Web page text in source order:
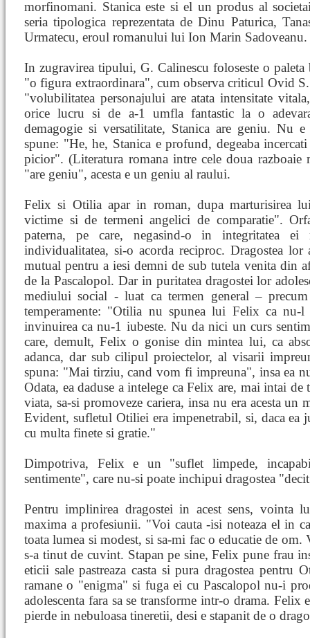
morfinomani. Stanica este si el un produs al
seria tipologica reprezentata de Dinu Paturica,
Urmatecu, eroul romanului lui Ion Marin Sadoveanu.
In zugravirea tipului, G. Calinescu foloseste o
"o figura extraordinara", cum observa criticul Ovid
"volubilitatea personajului are atata intensitate
orice lucru si de a-1 umfla fantastic la o
demagogie si versatilitate, Stanica are geniu. Nu
spune: "He, he, Stanica e profund, degeaba
picior". (Literatura romana intre cele doua
"are geniu", acesta e un geniu al raului.
Felix si Otilia apar in roman, dupa marturisirea
victime si de termeni angelici de comparatie".
paterna, pe care, negasind-o in integritatea
individualitatea, si-o acorda reciproc. Dragostea lor
mutual pentru a iesi demni de sub tutela venita din
de la Pascalopol. Dar in puritatea dragostei lor
mediului social - luat ca termen general –
temperamente: "Otilia nu spunea lui Felix ca nu-l
invinuirea ca nu-1 iubeste. Nu da nici un curs
care, demult, Felix o gonise din mintea lui, ca
adanca, dar sub cilipul proiectelor, al visarii
spuna: "Mai tirziu, cand vom fi impreuna", insa ea
Odata, ea daduse a intelege ca Felix are, mai intai
viata, sa-si promoveze cariera, insa nu era acesta
Evident, sufletul Otiliei era impenetrabil, si, daca ea
cu multa finete si gratie."
Dimpotriva, Felix e un "suflet limpede,
sentimente", care nu-si poate inchipui dragostea
Pentru implinirea dragostei in acest sens, vointa
maxima a profesiunii. "Voi cauta -isi noteaza el in
toata lumea si modest, si sa-mi fac o educatie de
s-a tinut de cuvint. Stapan pe sine, Felix pune frau
eticii sale pastreaza casta si pura dragostea pentru
ramane o "enigma" si fuga ei cu Pascalopol nu-i
adolescenta fara sa se transforme intr-o drama. Felix
pierde in nebuloasa tineretii, desi e stapanit de o